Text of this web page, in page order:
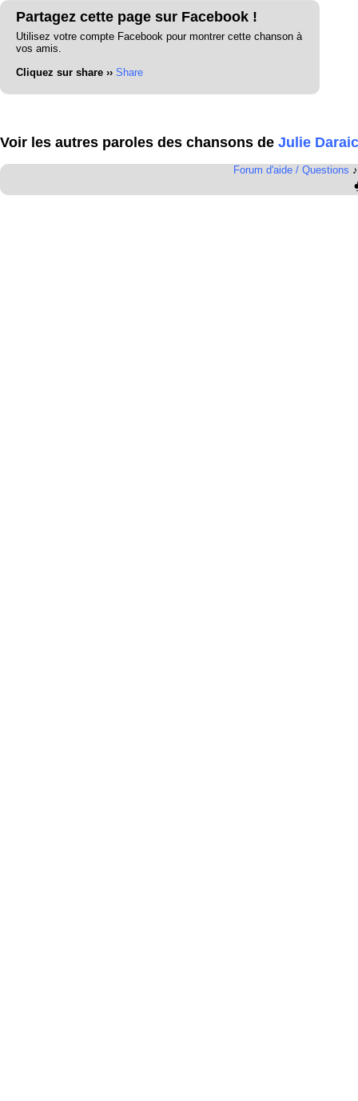
Partagez cette page sur Facebook !
Utilisez votre compte Facebook pour montrer cette chanson à
vos amis.
Cliquez sur share ›› Share
Voir les autres paroles des chansons de Julie
Forum d'aide / Questions